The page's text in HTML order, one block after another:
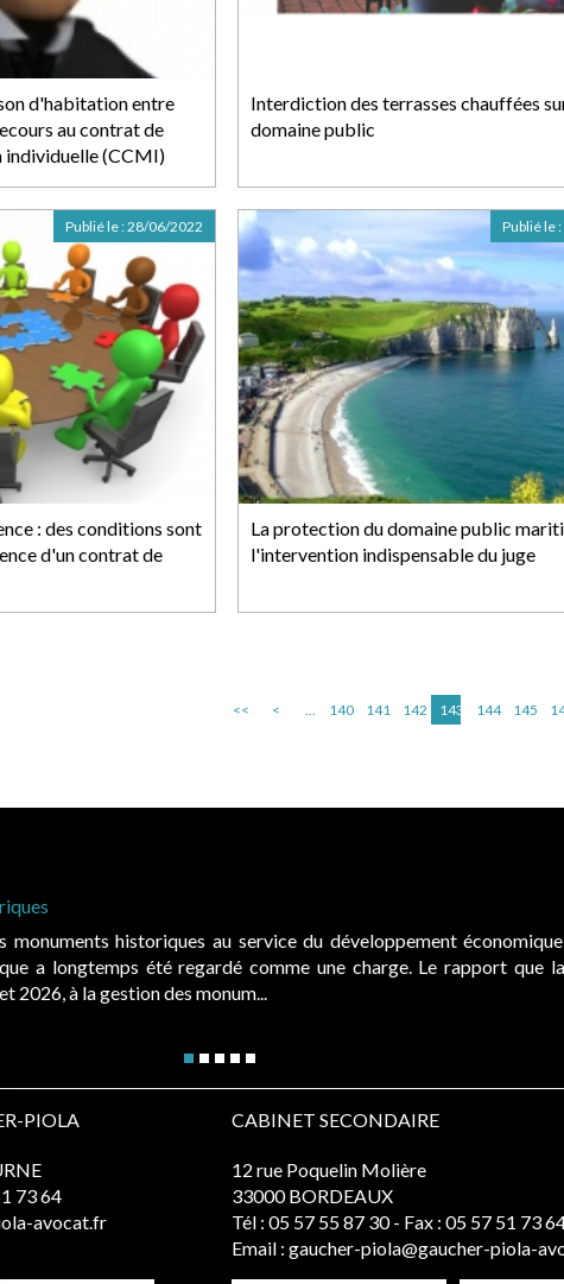
d'habitation entre
au contrat de
individuelle (CCMI)
Interdiction des terrasses chauffées
domaine public
: des conditions sont
d'un contrat de
Publié le :28/06/2022
La protection du domaine public
l'intervention indispensable du juge
Publié le :
<< < ... 140 141 142 143 144 145
monuments historiques au service du développement
a longtemps été regardé comme une charge. Le rapport que
2026, à la gestion des monum...
PIOLA
73 64
avocat.fr
CABINET SECONDAIRE
12 rue Poquelin Molière
33000 BORDEAUX
Tél : 05 57 55 87 30 - Fax : 05 57 51 73
Email : gaucher-piola@gaucher-piola-